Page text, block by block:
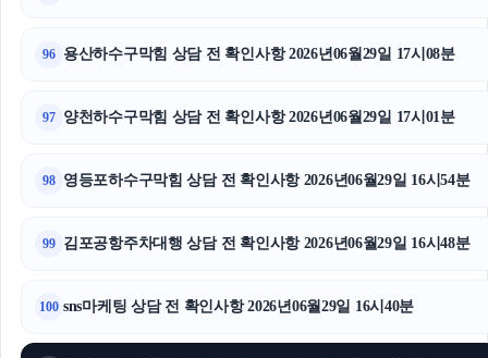
96 용산하수구막힘 상담 전 확인사항 2026년06월29일 17시08분
97 양천하수구막힘 상담 전 확인사항 2026년06월29일 17시01분
98 영등포하수구막힘 상담 전 확인사항 2026년06월29일 16시54분
99 김포공항주차대행 상담 전 확인사항 2026년06월29일 16시48분
100 sns마케팅 상담 전 확인사항 2026년06월29일 16시40분